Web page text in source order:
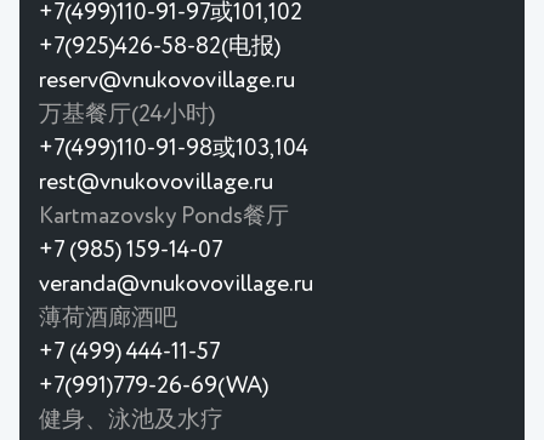
+7(499)110-91-97或101,102
+7(925)426-58-82(电报)
reserv@vnukovovillage.ru
万基餐厅(24小时)
+7(499)110-91-98或103,104
rest@vnukovovillage.ru
Kartmazovsky Ponds餐厅
+7 (985) 159-14-07
veranda@vnukovovillage.ru
薄荷酒廊酒吧
+7 (499) 444-11-57
+7(991)779-26-69(WA)
健身、泳池及水疗